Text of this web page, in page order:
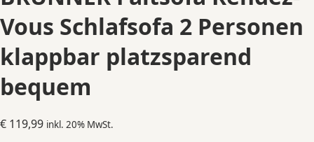
Vous Schlafsofa 2 Personen
klappbar platzsparend
bequem
€ 119,99 inkl. 20% MwSt.